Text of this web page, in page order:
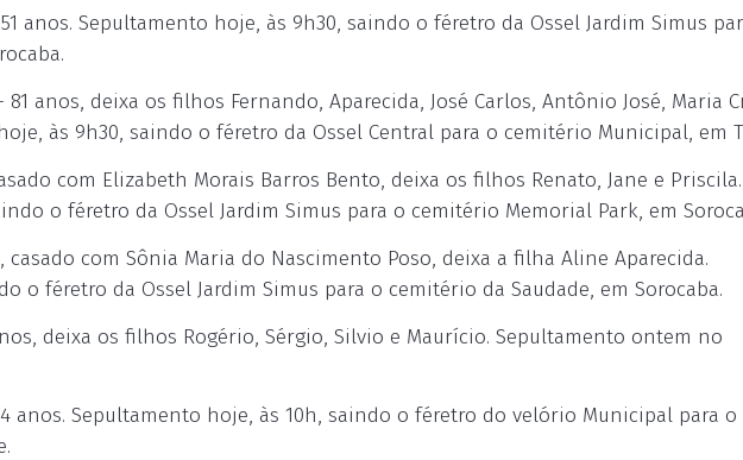
- 51 anos. Sepultamento hoje, às 9h30, saindo o féretro da Ossel Jardim Simus
- 81 anos, deixa os filhos Fernando, Aparecida, José Carlos, Antônio José, Maria
às 9h30, saindo o féretro da Ossel Central para o cemitério Municipal, em
com Elizabeth Morais Barros Bento, deixa os filhos Renato, Jane e Priscila.
o féretro da Ossel Jardim Simus para o cemitério Memorial Park, em
casado com Sônia Maria do Nascimento Poso, deixa a filha Aline Aparecida.
o féretro da Ossel Jardim Simus para o cemitério da Saudade, em Sorocaba.
anos, deixa os filhos Rogério, Sérgio, Silvio e Maurício. Sepultamento ontem no
84 anos. Sepultamento hoje, às 10h, saindo o féretro do velório Municipal para o